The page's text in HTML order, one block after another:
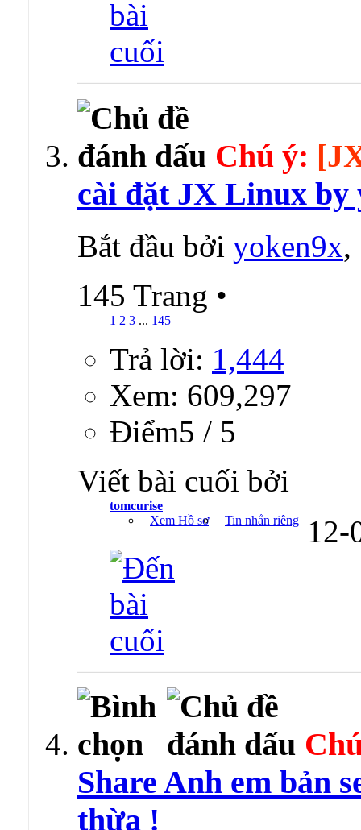
Chú ý:
cài đặt JX Linux by
Bắt đầu bởi yoken9x,
145 Trang •
1 2 3 ... 145
Trả lời: 1,444
Xem: 609,297
Ðiểm5 / 5
Viết bài cuối bởi
tomcurise
Xem Hồ sơ
Tin nhắn riêng
Share Anh em bản
thừa !